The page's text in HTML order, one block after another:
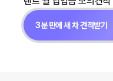
3분 만에 새 차 견적받기